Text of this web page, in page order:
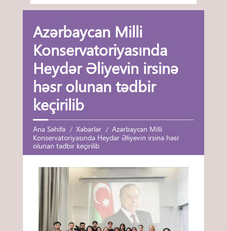
Azərbaycan Milli
Konservatoriyasında
Heydər Əliyevin irsinə
həsr olunan tədbir
keçirilib
Ana Səhifə Xəbərlər
Azərbaycan Milli
Konservatoriyasında Heydər Əliyevin irsinə həsr
olunan tədbir keçirilib